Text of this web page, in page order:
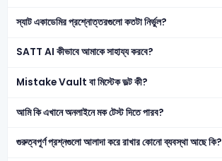
স্যাট একাডেমির প্রশ্নোত্তরগুলো কতটা নির্ভুল?
SATT AI কীভাবে আমাকে সাহায্য করবে?
Mistake Vault বা মিস্টেক ভল্ট কী?
আমি কি এখানে অনলাইনে মক টেস্ট দিতে পারব?
গুরুত্বপূর্ণ প্রশ্নগুলো আলাদা করে রাখার কোনো ব্যবস্থা আছে কি?